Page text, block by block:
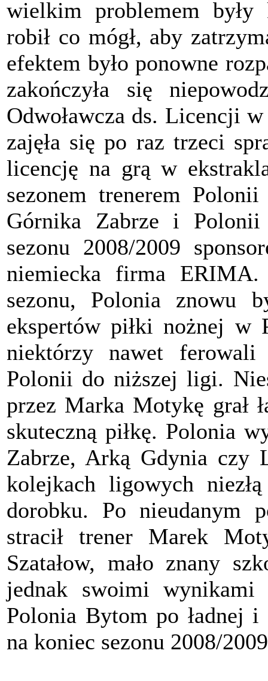
wielkim problemem były
robił co mógł, aby
efektem było ponowne
zakończyła się
Odwoławcza ds. Licencji
zajęła się po raz trzeci
licencję na grą w
sezonem trenerem
Górnika Zabrze i
sezonu 2008/2009
niemiecka firma ERIMA.
sezonu, Polonia znowu
ekspertów piłki nożnej w
niektórzy nawet
Polonii do niższej ligi.
przez Marka Motykę grał
skuteczną piłkę. Polonia
Zabrze, Arką Gdynia czy
kolejkach ligowych
dorobku. Po nieudanym
stracił trener Marek
Szatałow, mało znany
jednak swoimi wynikami
Polonia Bytom po ładnej
na koniec sezonu 2008/